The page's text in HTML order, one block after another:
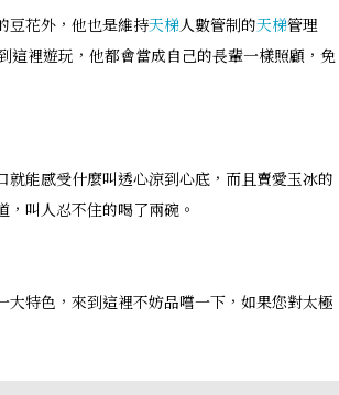
豆花外，他也是維持天梯人數管制的天梯管理
這裡遊玩，他都會當成自己的長輩一樣照顧，免
能感受什麼叫透心涼到心底，而且賣愛玉冰的
叫人忍不住的喝了兩碗。
特色，來到這裡不妨品嚐一下，如果您對太極